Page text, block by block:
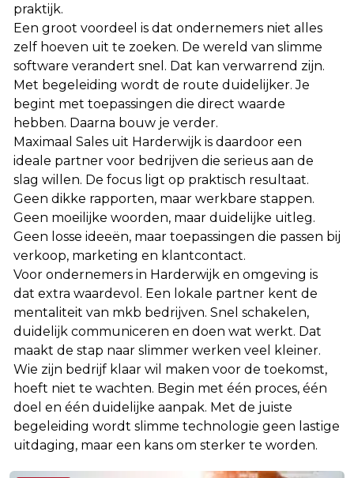
praktijk.
Een groot voordeel is dat ondernemers niet alles
zelf hoeven uit te zoeken. De wereld van slimme
software verandert snel. Dat kan verwarrend zijn.
Met begeleiding wordt de route duidelijker. Je
begint met toepassingen die direct waarde
hebben. Daarna bouw je verder.
Maximaal Sales uit Harderwijk is daardoor een
ideale partner voor bedrijven die serieus aan de
slag willen. De focus ligt op praktisch resultaat.
Geen dikke rapporten, maar werkbare stappen.
Geen moeilijke woorden, maar duidelijke uitleg.
Geen losse ideeën, maar toepassingen die passen bij
verkoop, marketing en klantcontact.
Voor ondernemers in Harderwijk en omgeving is
dat extra waardevol. Een lokale partner kent de
mentaliteit van mkb bedrijven. Snel schakelen,
duidelijk communiceren en doen wat werkt. Dat
maakt de stap naar slimmer werken veel kleiner.
Wie zijn bedrijf klaar wil maken voor de toekomst,
hoeft niet te wachten. Begin met één proces, één
doel en één duidelijke aanpak. Met de juiste
begeleiding wordt slimme technologie geen lastige
uitdaging, maar een kans om sterker te worden.